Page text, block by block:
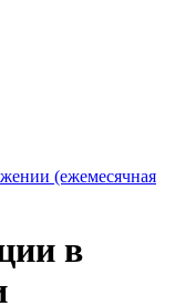
(ежемесячная
в